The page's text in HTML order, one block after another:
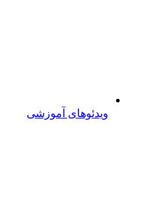
ویدئوهای آموزشی